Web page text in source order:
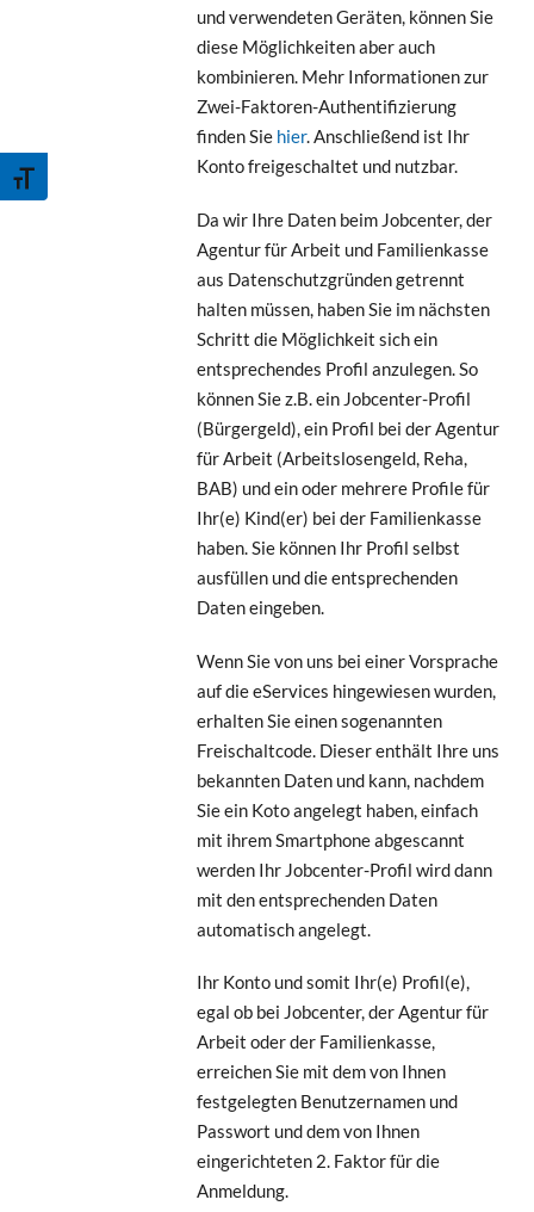
Schrift vergrößern
und verwendeten Geräten, können Sie
diese Möglichkeiten aber auch
kombinieren. Mehr Informationen zur
Zwei-Faktoren-Authentifizierung
finden Sie hier. Anschließend ist Ihr
Konto freigeschaltet und nutzbar.
Da wir Ihre Daten beim Jobcenter, der
Agentur für Arbeit und Familienkasse
aus Datenschutzgründen getrennt
halten müssen, haben Sie im nächsten
Schritt die Möglichkeit sich ein
entsprechendes Profil anzulegen. So
können Sie z.B. ein Jobcenter-Profil
(Bürgergeld), ein Profil bei der Agentur
für Arbeit (Arbeitslosengeld, Reha,
BAB) und ein oder mehrere Profile für
Ihr(e) Kind(er) bei der Familienkasse
haben. Sie können Ihr Profil selbst
ausfüllen und die entsprechenden
Daten eingeben.
Wenn Sie von uns bei einer Vorsprache
auf die eServices hingewiesen wurden,
erhalten Sie einen sogenannten
Freischaltcode. Dieser enthält Ihre uns
bekannten Daten und kann, nachdem
Sie ein Koto angelegt haben, einfach
mit ihrem Smartphone abgescannt
werden Ihr Jobcenter-Profil wird dann
mit den entsprechenden Daten
automatisch angelegt.
Ihr Konto und somit Ihr(e) Profil(e),
egal ob bei Jobcenter, der Agentur für
Arbeit oder der Familienkasse,
erreichen Sie mit dem von Ihnen
festgelegten Benutzernamen und
Passwort und dem von Ihnen
eingerichteten 2. Faktor für die
Anmeldung.